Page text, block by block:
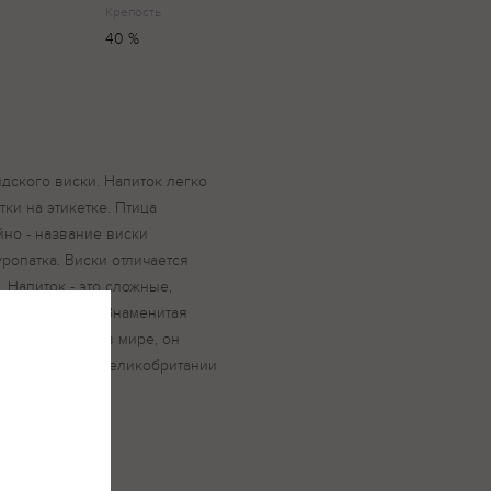
Крепость
40 %
виски. Напиток легко
на этикетке. Птица
- название виски
Виски отличается
- это сложные,
дистиллята. Знаменитая
виски в мире, он
королевы Великобритании